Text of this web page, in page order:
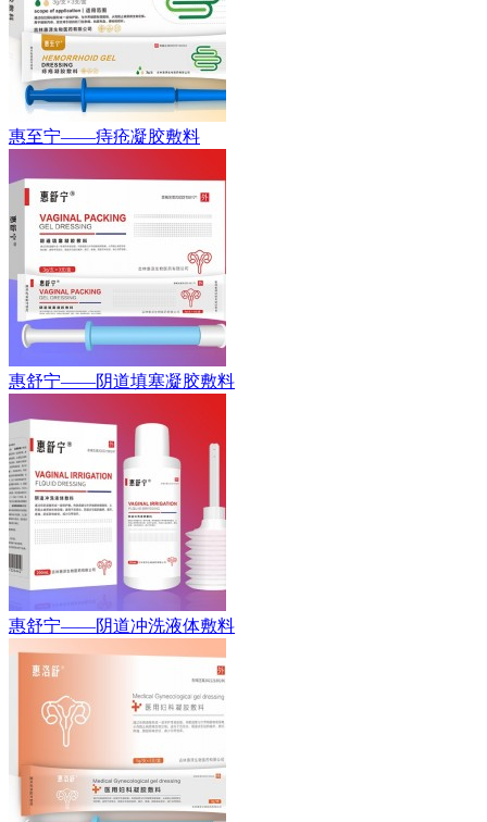
惠至宁——痔疮凝胶敷料
惠舒宁——阴道填塞凝胶敷料
惠舒宁——阴道冲洗液体敷料